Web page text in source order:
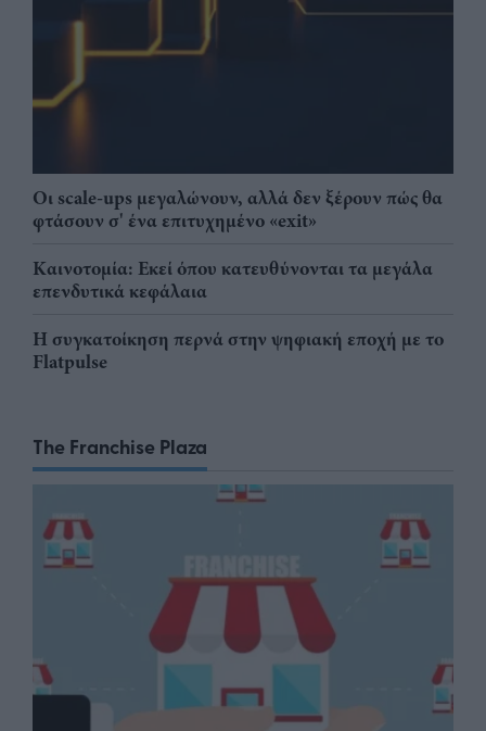
Οι scale-ups μεγαλώνουν, αλλά δεν ξέρουν πώς θα
φτάσουν σ' ένα επιτυχημένο «exit»
Καινοτομία: Εκεί όπου κατευθύνονται τα μεγάλα
επενδυτικά κεφάλαια
Η συγκατοίκηση περνά στην ψηφιακή εποχή με το
Flatpulse
The Franchise Plaza